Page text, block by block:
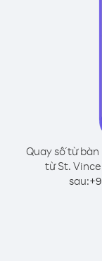
Quay số từ
từ St.
sau:+